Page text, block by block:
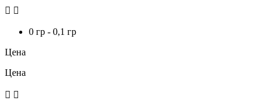
 
0 гр - 0,1 гр
Цена
Цена
 